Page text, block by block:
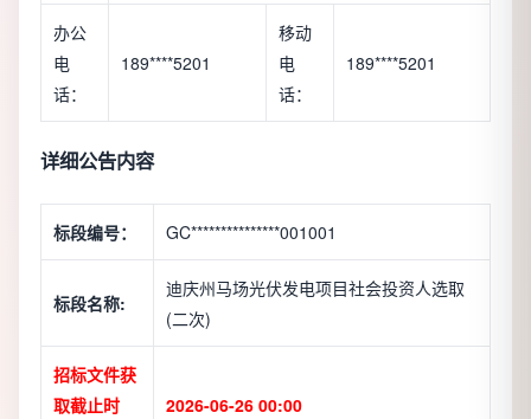
办公
电
话：
189****5201
移动
电
话：
189****5201
详细公告内容
标段编号： GC***************001001
标段名称:
迪庆州马场光伏发电项目社会投资人选取
(二次)
招标文件获
取截止时
2026-06-26 00:00